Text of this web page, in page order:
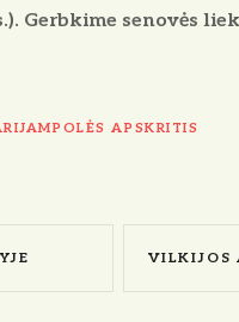
Gerbkime senovės
APSKRITIS